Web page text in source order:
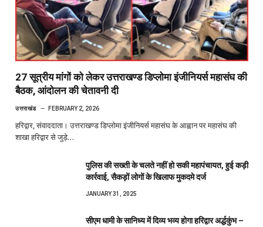
27 सूत्रीय मांगों को लेकर उत्तराखण्ड डिप्लोमा इंजीनियर्स महासंघ की
बैठक, आंदोलन की चेतावनी दी
उत्तराखंड FEBRUARY 2, 2026
हरिद्वार, संवाददाता। उत्तराखण्ड डिप्लोमा इंजीनियर्स महासंघ के आह्वान पर महासंघ की
शाखा हरिद्वार से जुड़े…
पुलिस की सख्ती के चलते नहीं हो सकी महापंचायत, हुई कड़ी
कार्रवाई, सैकड़ों लोगों के खिलाफ मुकदमे दर्ज
JANUARY 31, 2025
सीएम धामी के सानिध्य में दिव्य भव्य होगा हरिद्वार अर्द्धकुंभ –